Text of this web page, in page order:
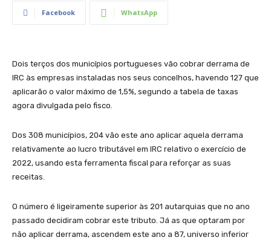
Facebook WhatsApp
Dois terços dos municípios portugueses vão cobrar derrama de
IRC às empresas instaladas nos seus concelhos, havendo 127 que
aplicarão o valor máximo de 1,5%, segundo a tabela de taxas
agora divulgada pelo fisco.
Dos 308 municípios, 204 vão este ano aplicar aquela derrama
relativamente ao lucro tributável em IRC relativo o exercício de
2022, usando esta ferramenta fiscal para reforçar as suas
receitas.
O número é ligeiramente superior às 201 autarquias que no ano
passado decidiram cobrar este tributo. Já as que optaram por
não aplicar derrama, ascendem este ano a 87, universo inferior